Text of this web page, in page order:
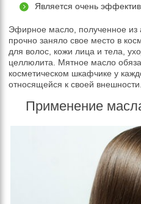
Является очень
Эфирное масло, полученное из
прочно заняло свое место в
для волос, кожи лица и тела,
целлюлита. Мятное масло
косметическом шкафчике у
относящейся к своей внешности.
Применение